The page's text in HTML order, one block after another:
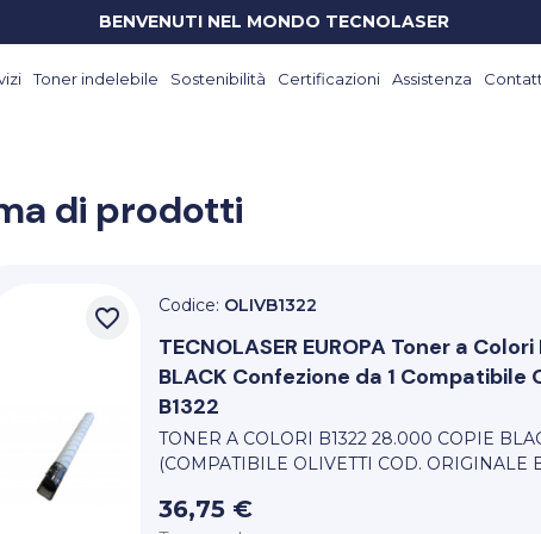
BENVENUTI NEL MONDO TECNOLASER
Toner indelebile Sostenibilità Certificazioni Assistenza
di prodotti
favorite_border Codice: OLIVB1322
TECNOLASER EUROPA Toner a
BLACK Confezione da 1
B1322
TONER A COLORI B1322 28.000 COPIE
(COMPATIBILE OLIVETTI COD. ORIGINALE
36,75 €